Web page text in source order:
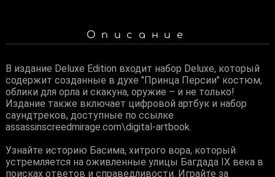
Описание
В издание Deluxe Edition входит набор Deluxe, который
содержит созданные в духе "Принца Персии" костюм,
облики для орла и скакуна, оружие – и не только!
Издание также включает цифровой артбук и набор
саундтреков, доступные по ссылке
assassinscreedmirage.com\digital-artbook.
Узнайте историю Басима, хитрого вора, который
устремляется на оживленные улицы Багдада IX века в
поисках ответов и справедливости. Играйте за